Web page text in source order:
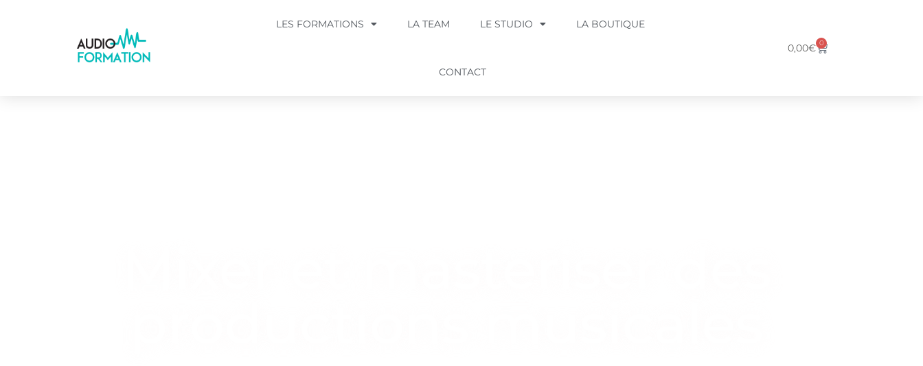
LES FORMATIONS LA TEAM LE STUDIO LA BOUTIQUE
CONTACT
0,00€ 0